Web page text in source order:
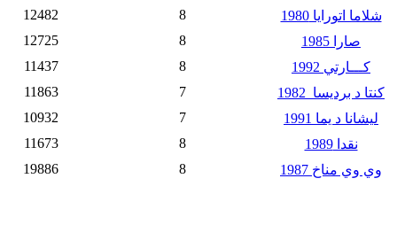
12482
8
شلاما اتورايا 1980
12725
8
صارا 1985
11437
8
كـــارتي 1992
11863
7
كنتا د برديسا 1982
10932
7
ليشانا د يما 1991
11673
8
نقدا 1989
19886
8 وي وي مناخ 1987